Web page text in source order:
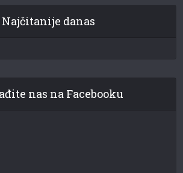
Najčitanije danas
nas na Facebooku